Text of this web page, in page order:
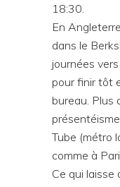
18:30.
En
dans le
journées
pour finir tôt
bureau. Plus
Tube (métro
comme à
Ce qui laisse